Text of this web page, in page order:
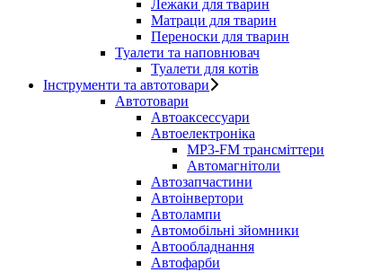
Лежаки для тварин
Матраци для тварин
Переноски для тварин
Туалети та наповнювач
Туалети для котів
Інструменти та автотовари
Автотовари
Автоаксессуари
Автоелектроніка
MP3-FM трансміттери
Автомагнітоли
Автозапчастини
Автоінвертори
Автолампи
Автомобільні зйомники
Автообладнання
Автофарби